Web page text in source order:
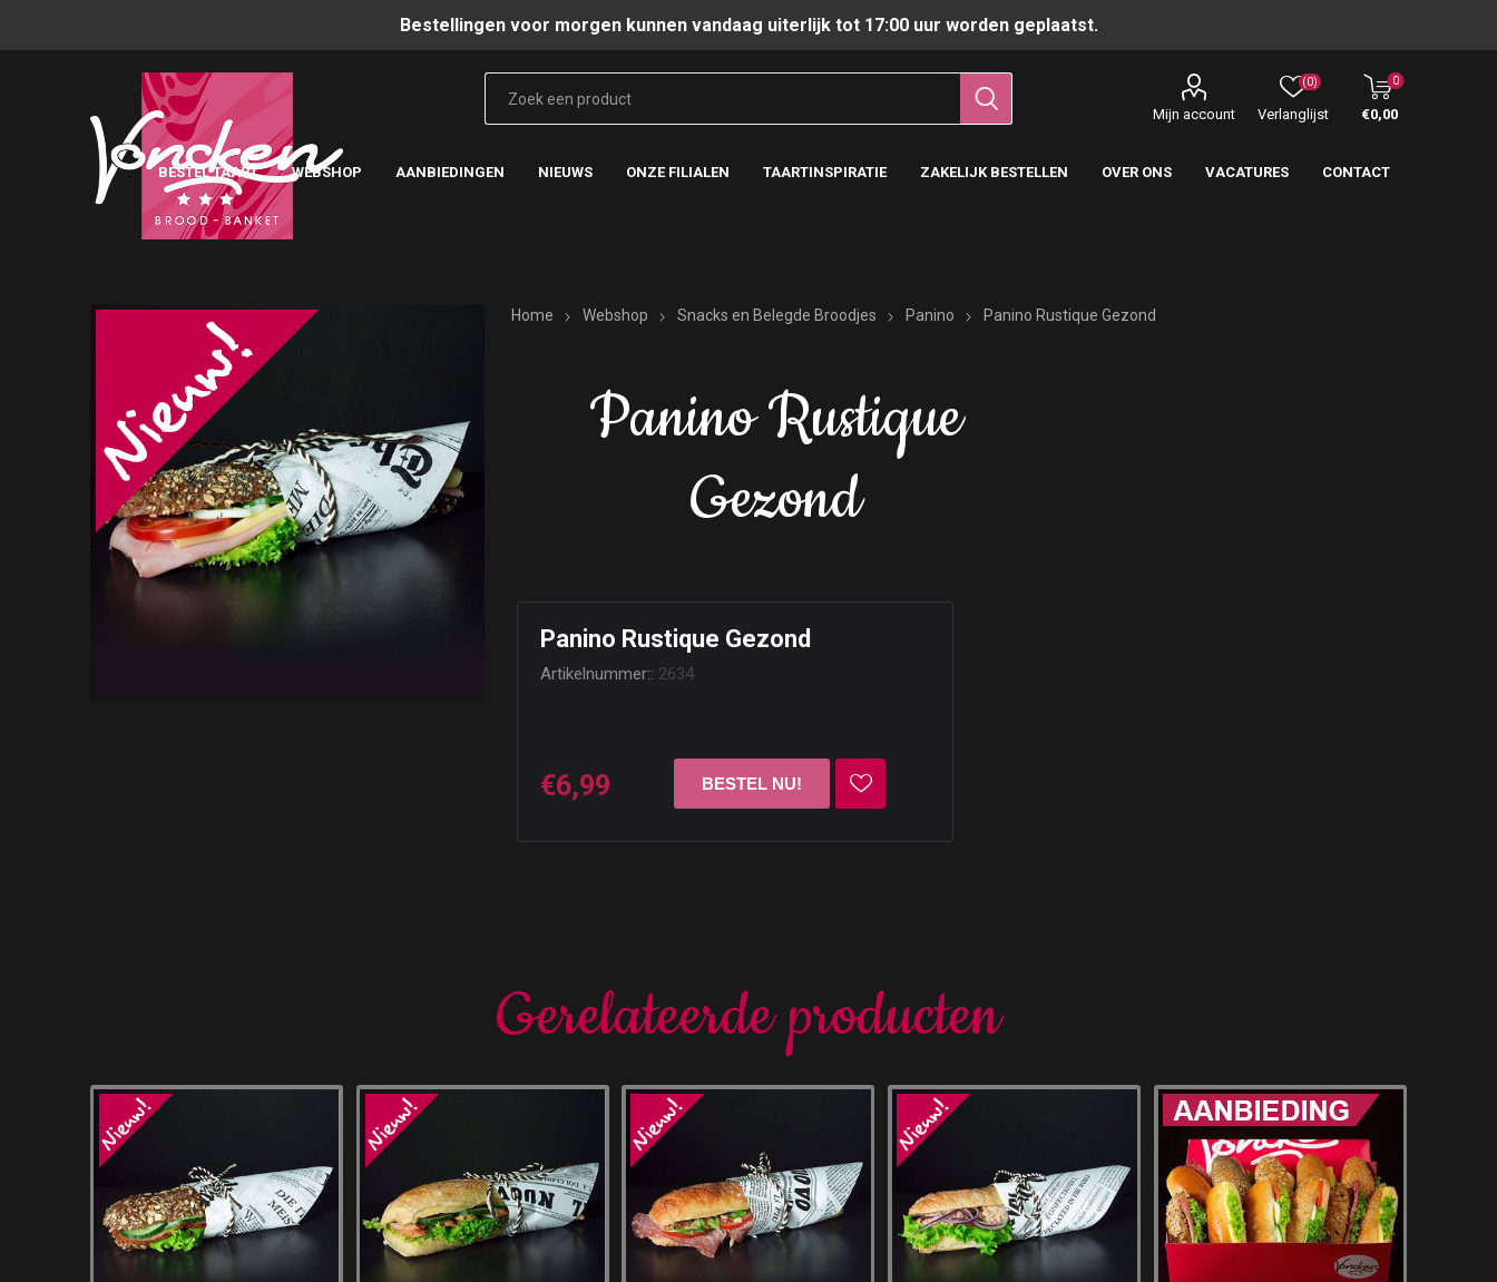
Bestellingen voor morgen kunnen vandaag uiterlijk tot 17:00 uur worden geplaatst.
Mijn account Verlanglijst
(0) 0
€0,00
BESTEL TAART WEBSHOP AANBIEDINGEN NIEUWS ONZE FILIALEN TAARTINSPIRATIE ZAKELIJK BESTELLEN OVER ONS VACATURES CONTACT
Home Webshop Snacks en Belegde Broodjes Panino Panino Rustique Gezond
Panino Rustique
Gezond
Panino Rustique Gezond
Artikelnummer:: 2634
€6,99
Gerelateerde producten